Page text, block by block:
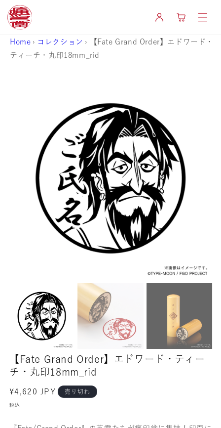
ンツに
進む
イ
ー
Home › コレクション ›
【Fate Grand Order】エドワード・
ティーチ・丸印18mm_rid
【Fate Grand Order】エドワード・ティー
チ・丸印18mm_rid
通
常
¥4,620 JPY 売り切れ
税込